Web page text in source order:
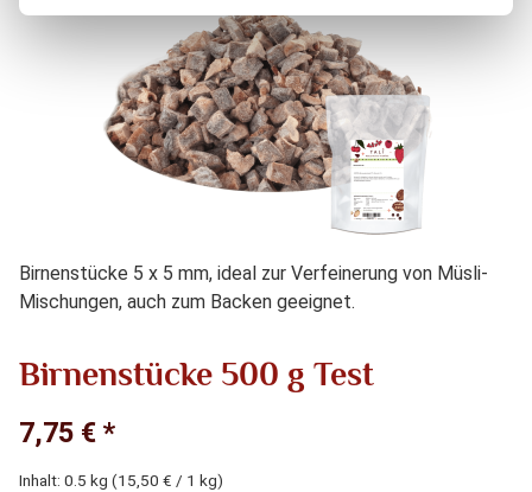
Birnenstücke 5 x 5 mm, ideal zur Verfeinerung von Müsli-
Mischungen, auch zum Backen geeignet.
Birnenstücke 500 g Test
7,75 € *
Inhalt: 0.5 kg (15,50 € / 1 kg)